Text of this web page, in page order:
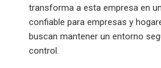
transforma a esta empresa en
confiable para empresas y
buscan mantener un entorno
control.